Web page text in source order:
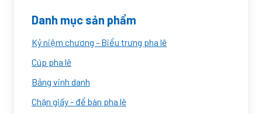
Danh mục sản phẩm
Kỷ niệm chương - Biểu trưng pha lê
Cúp pha lê
Bảng vinh danh
Chặn giấy - để bàn pha lê